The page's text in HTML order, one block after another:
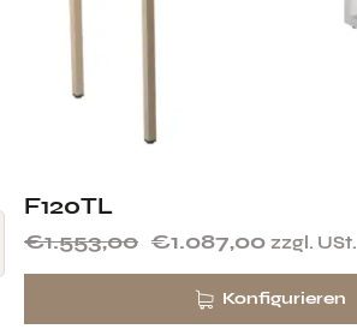
F120TL
€1.553,00 €1.087,00 zzgl. USt.
Konfigurieren